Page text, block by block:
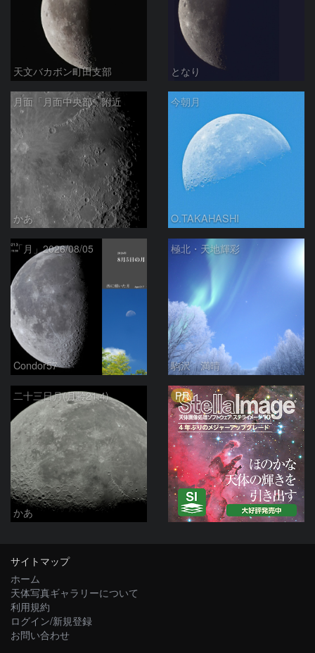
天文バカボン町田支部 となり
月面「月面中央部」附近
かあ
今朝月
O.TAKAHASHI
「月」2026/08/05
Condor57
極北・天地輝彩
駒沢 満晴
二十三日月(月齢21.4)
かあ
PR
サイトマップ
ホーム
天体写真ギャラリーについて
利用規約
ログイン/新規登録
お問い合わせ